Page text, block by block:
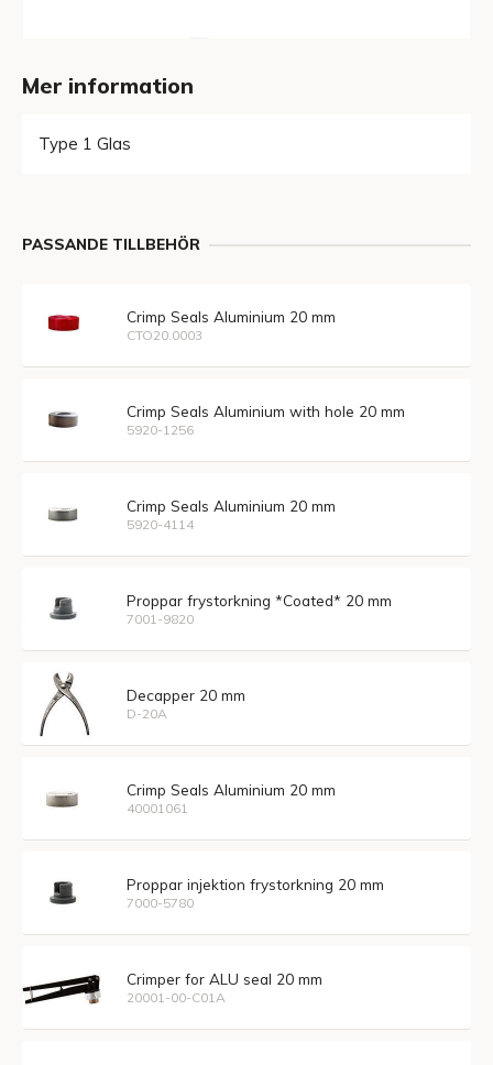
Mer information
Type 1 Glas
PASSANDE TILLBEHÖR
Crimp Seals Aluminium 20 mm
CTO20.0003
Crimp Seals Aluminium with hole 20 mm
5920-1256
Crimp Seals Aluminium 20 mm
5920-4114
Proppar frystorkning *Coated* 20 mm
7001-9820
Decapper 20 mm
D-20A
Crimp Seals Aluminium 20 mm
40001061
Proppar injektion frystorkning 20 mm
7000-5780
Crimper for ALU seal 20 mm
20001-00-C01A